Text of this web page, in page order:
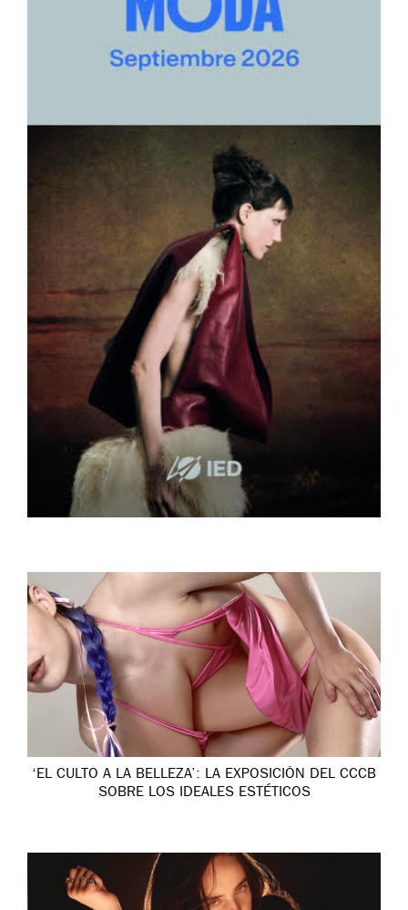
‘EL CULTO A LA BELLEZA’: LA EXPOSICIÓN DEL CCCB
SOBRE LOS IDEALES ESTÉTICOS